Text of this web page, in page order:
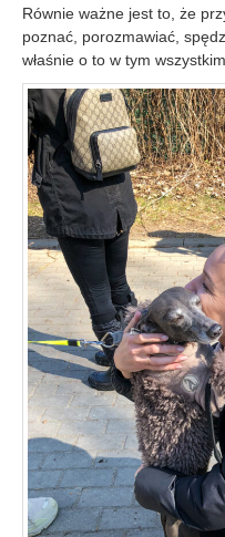
Równie ważne jest to, że
poznać, porozmawiać,
właśnie o to w tym